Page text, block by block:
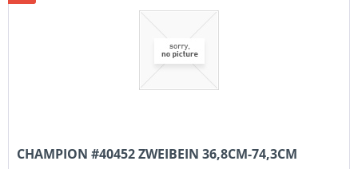
CHAMPION #40452 ZWEIBEIN 36,8CM-74,3CM